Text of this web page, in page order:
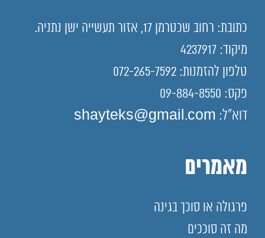
כתובת: רחוב שכטרמן 17, אזור תעשייה ישן נתניה.
מיקוד: 4237917
טלפון להזמנות: 072-265-7592
פקס: 09-884-8550
דוא"ל: shayteks@gmail.com
מאמרים
פרגולה או סוכך בגינה
מה זה סוככים